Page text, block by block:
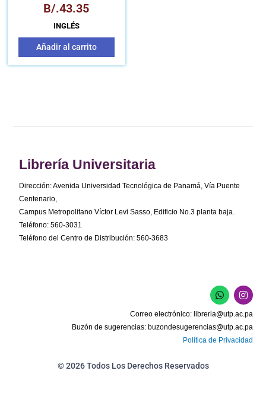
B/.43.35
INGLÉS
Añadir al carrito
Librería Universitaria
Dirección: Avenida Universidad Tecnológica de Panamá, Vía Puente
Centenario,
Campus Metropolitano Víctor Levi Sasso, Edificio No.3 planta baja.
Teléfono: 560-3031
Teléfono del Centro de Distribución: 560-3683
W
h
a
t
s
a
p
I
n
s
t
a
g
r
Correo electrónico: libreria@utp.ac.pa
Buzón de sugerencias: buzondesugerencias@utp.ac.pa
Política de Privacidad
© 2026 Todos Los Derechos Reservados